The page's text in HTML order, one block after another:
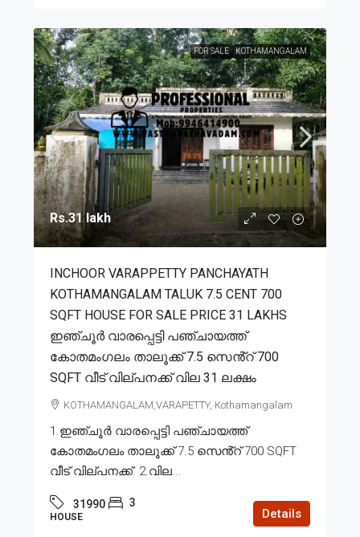
FOR SALE KOTHAMANGALAM
Rs.31 lakh
INCHOOR VARAPPETTY PANCHAYATH
KOTHAMANGALAM TALUK 7.5 CENT 700
SQFT HOUSE FOR SALE PRICE 31 LAKHS
ഇഞ്ചൂർ വാരപ്പെട്ടി പഞ്ചായത്ത്
കോതമംഗലം താലൂക്ക് 7.5 സെൻ്റ് 700
SQFT വീട് വില്പനക്ക് വില 31 ലക്ഷം
KOTHAMANGALAM,VARAPETTY, Kothamangalam
1.ഇഞ്ചൂർ വാരപ്പെട്ടി പഞ്ചായത്ത്
കോതമംഗലം താലൂക്ക് 7.5 സെൻ്റ് 700 SQFT
വീട് വില്പനക്ക്. 2.വില...
31990 3
HOUSE Details